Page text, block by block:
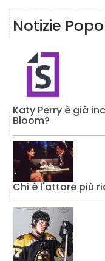
Notizie
Katy Perry è già
Bloom?
Chi è l'attore più